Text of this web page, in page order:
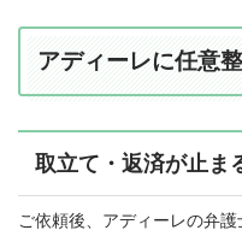
アディーレに任意
取立て・返済が止ま
ご依頼後、アディーレの弁